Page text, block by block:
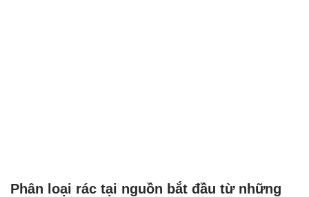
Phân loại rác tại nguồn bắt đầu từ những